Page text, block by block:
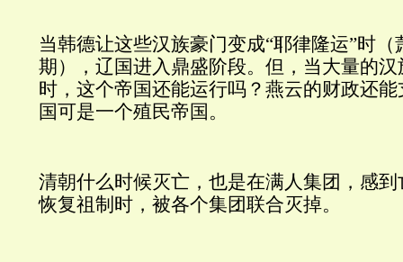
当韩德让这些汉族豪门变成“耶律隆运”时
期），辽国进入鼎盛阶段。但，当大量的
时，这个帝国还能运行吗？燕云的财政还
国可是一个殖民帝国。
清朝什么时候灭亡，也是在满人集团，感
恢复祖制时，被各个集团联合灭掉。